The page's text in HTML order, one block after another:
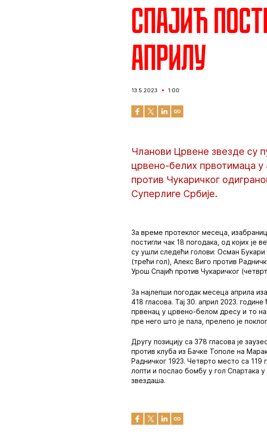
Спајић
априлу
13.5.2023 1:00
Чланови Црвене звезде су
црвено-белих првотимаца у
против Чукаричког
Суперлиге Србије.
За време протеклог месеца,
постигли чак 18 погодака, од којих је
су ушли следећи голови: Осман
(трећи гол), Алекс Виго против
Урош Спајић против Чукаричког
За најлепши погодак месеца априла
418 гласова. Тај 30. април 2023.
првенац у црвено-белом дресу и то на
пре него што је пала, прелепо је
Другу позицију са 378 гласова је
против клуба из Бачке Тополе на
Радничког 1923. Четврто место са 119
лопти и послао бомбу у гол Спартака
звездаша.